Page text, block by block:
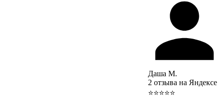
Даша М.
2 отзыва на Яндексе
⭐⭐⭐⭐⭐